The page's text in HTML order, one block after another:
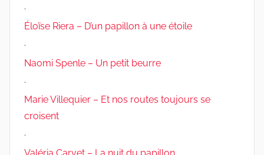
.
Éloïse Riera – D’un papillon à une étoile
.
Naomi Spenle – Un petit beurre
.
Marie Villequier – Et nos routes toujours se
croisent
.
Valéria Carvet – La nuit du papillon